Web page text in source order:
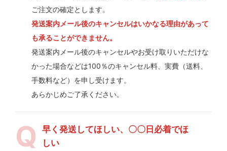
ご注文の確定とします。
発送案内メール後のキャンセルはいかなる理由があって
も承ることができません。
発送案内メール後のキャンセルやお受け取りいただけな
かった場合などは100％のキャンセル料、実費（送料、
手数料など）を申し受けます。
あらかじめご了承ください。
早く発送してほしい、〇〇日必着でほ
しい